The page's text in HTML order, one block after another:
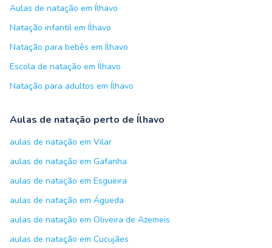
Aulas de natação em Ílhavo
Natação infantil em Ílhavo
Natação para bebês em Ílhavo
Escola de natação em Ílhavo
Natação para adultos em Ílhavo
Aulas de natação perto de Ílhavo
aulas de natação em Vilar
aulas de natação em Gafanha
aulas de natação em Esgueira
aulas de natação em Águeda
aulas de natação em Oliveira de Azemeis
aulas de natação em Cucujães